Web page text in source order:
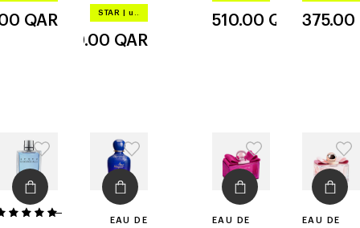
mo
QAR
GAMO
STAR up to –20%
440.00 QAR
na
510.00 QAR
ezzenz
375.00
EAU DE
EAU DE
EAU DE